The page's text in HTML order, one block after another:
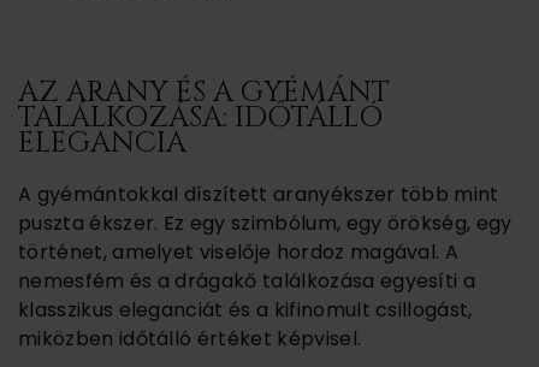
AZ ARANY ÉS A GYÉMÁNT
TALÁLKOZÁSA: IDŐTÁLLÓ
ELEGANCIA
A gyémántokkal díszített aranyékszer több mint
puszta ékszer. Ez egy szimbólum, egy örökség, egy
történet, amelyet viselője hordoz magával. A
nemesfém és a drágakő találkozása egyesíti a
klasszikus eleganciát és a kifinomult csillogást,
miközben időtálló értéket képvisel.